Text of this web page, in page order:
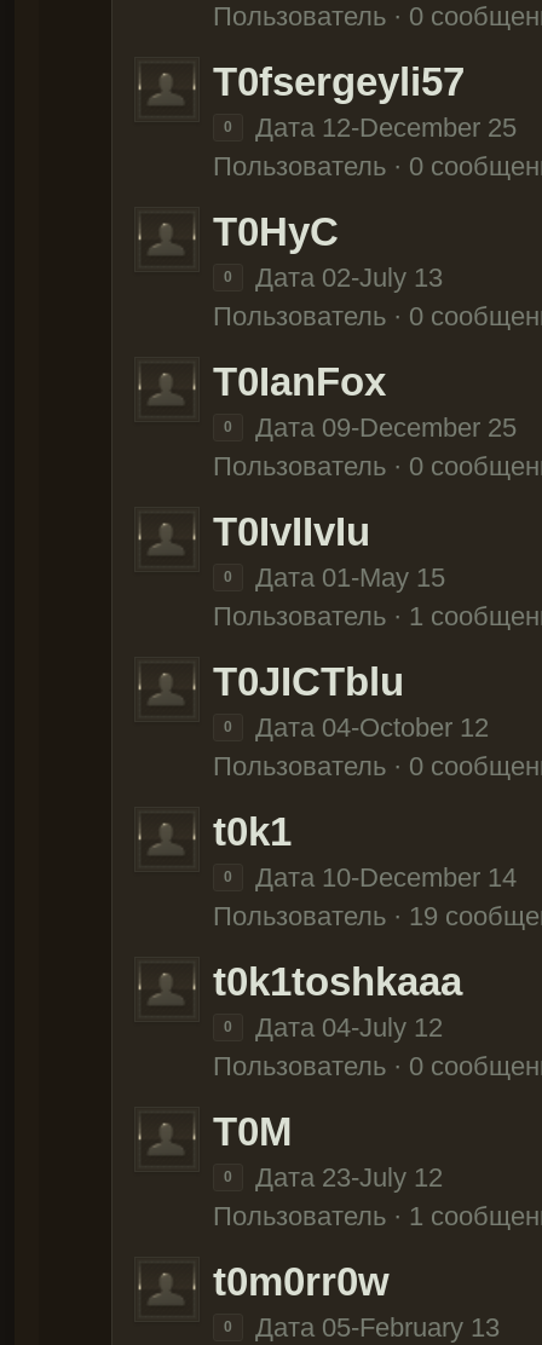
Пользователь · 0
T0fsergeyli57
0
Дата 12-December 25
Пользователь · 0
T0HyC
0
Дата 02-July 13
Пользователь · 0
T0IanFox
0
Дата 09-December 25
Пользователь · 0
T0IvIIvIu
0
Дата 01-May 15
Пользователь · 1
T0JICTblu
0
Дата 04-October 12
Пользователь · 0
t0k1
0
Дата 10-December 14
Пользователь · 19
t0k1toshkaaa
0
Дата 04-July 12
Пользователь · 0
T0M
0
Дата 23-July 12
Пользователь · 1
t0m0rr0w
0
Дата 05-February 13